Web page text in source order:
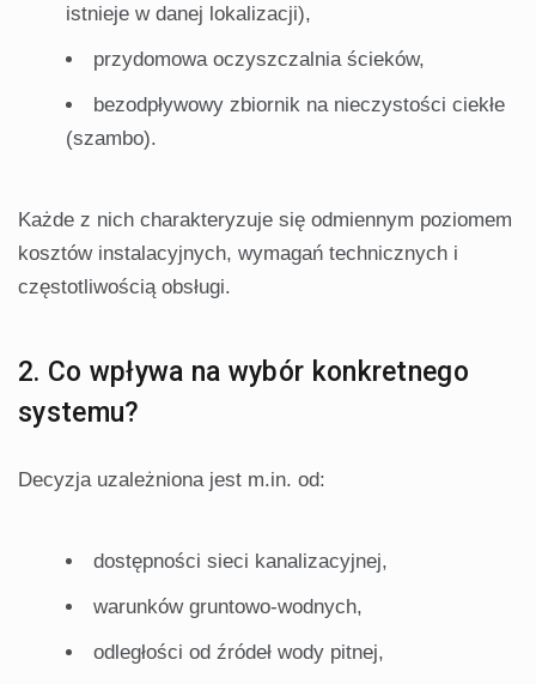
istnieje w danej lokalizacji),
przydomowa oczyszczalnia ścieków,
bezodpływowy zbiornik na nieczystości ciekłe
(szambo).
Każde z nich charakteryzuje się odmiennym poziomem
kosztów instalacyjnych, wymagań technicznych i
częstotliwością obsługi.
2. Co wpływa na wybór konkretnego
systemu?
Decyzja uzależniona jest m.in. od:
dostępności sieci kanalizacyjnej,
warunków gruntowo-wodnych,
odległości od źródeł wody pitnej,